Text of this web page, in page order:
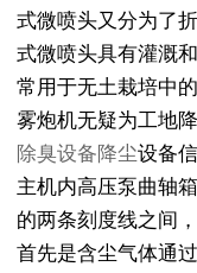
式微喷头又分为了
式微喷头具有灌溉
常用于无土栽培中
雾炮机无疑为工地
除臭设备降尘设备
主机内高压泵曲轴
的两条刻度线之间
首先是含尘气体通